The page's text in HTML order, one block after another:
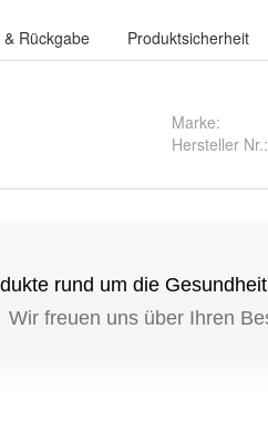
Rückgabe Produktsicherheit
Marke:
Hersteller Nr.: